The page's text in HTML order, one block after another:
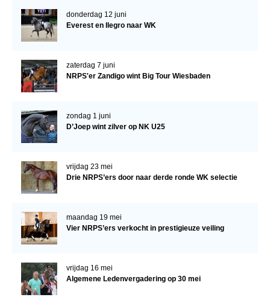
donderdag 12 juni
Everest en Ilegro naar WK
zaterdag 7 juni
NRPS'er Zandigo wint Big Tour Wiesbaden
zondag 1 juni
D’Joep wint zilver op NK U25
vrijdag 23 mei
Drie NRPS’ers door naar derde ronde WK selectie
maandag 19 mei
Vier NRPS’ers verkocht in prestigieuze veiling
vrijdag 16 mei
Algemene Ledenvergadering op 30 mei